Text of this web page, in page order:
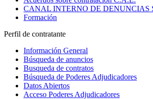
CANAL INTERNO DE DENUNCIAS
Formación
Perfil de contratante
Información General
Búsqueda de anuncios
Busqueda de contratos
Búsqueda de Poderes Adjudicadores
Datos Abiertos
Acceso Poderes Adjudicadores